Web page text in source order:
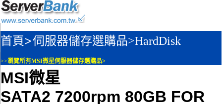
首頁>伺服器儲存選購品>HardDisk
>>瀏覽所有MSI微星伺服器儲存選購品>
MSI微星
SATA2 7200rpm 80GB FOR